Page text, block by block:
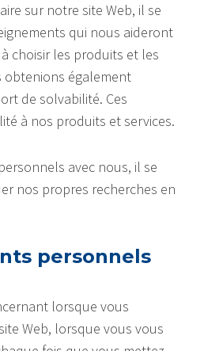
sur notre site Web, il se
qui nous aideront
choisir les produits et les
obtenions également
de solvabilité. Ces
à nos produits et services.
avec nous, il se
nos propres recherches en
personnels
lorsque vous
Web, lorsque vous vous